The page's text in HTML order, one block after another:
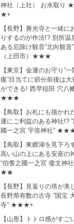
神社（上社） お水取り
★+
【長野】善光寺と一緒に
りするのが作法!? 別所温
ある厄除け観音”北向観音”
（上田市）★★★
【東京】金運のお守り”
復”目当てに節分前後は大
ができる! 西早稲田 穴八
★★★
【鳥取】お札にも描かれ
運にご利益のある神社!?
國一之宮 宇倍神社”
【鳥取】東郷湖を見下ろ
高い山の上にある安産の
“伯耆之國一之宮 倭文神
★★
【長野】見返りの塔が美
長野県有数の古寺 ”国宝
寺” ★★★+
【山形】トトロ感がすご